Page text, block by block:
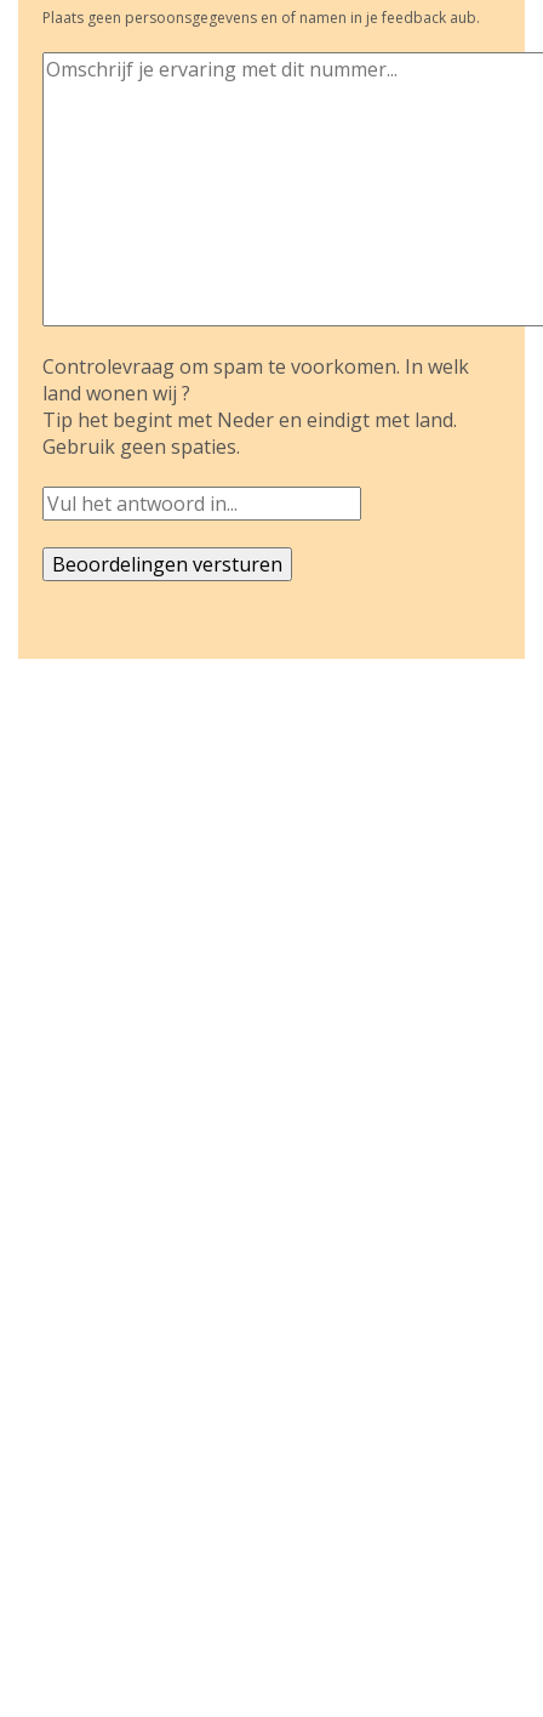
Plaats geen persoonsgegevens en of namen in je feedback aub.
Controlevraag om spam te voorkomen. In welk
land wonen wij ?
Tip het begint met Neder en eindigt met land.
Gebruik geen spaties.